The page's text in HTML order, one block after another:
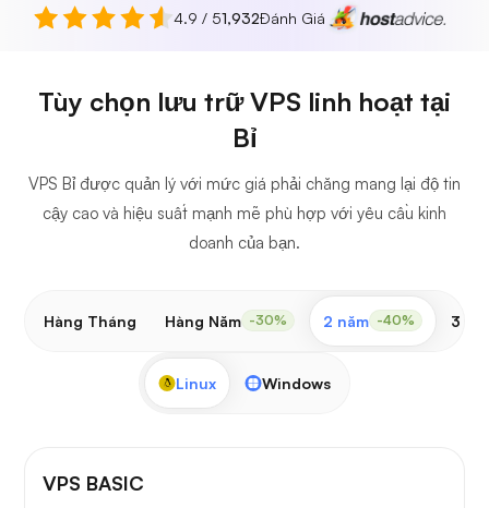
4.9 / 51,932Đánh Giá
Tùy chọn lưu trữ VPS linh hoạt tại
Bỉ
VPS Bỉ được quản lý với mức giá phải chăng mang lại độ tin
cậy cao và hiệu suất mạnh mẽ phù hợp với yêu cầu kinh
doanh của bạn.
Hàng Tháng Hàng Năm -30% 2 năm -40% 3
Linux Windows
VPS BASIC